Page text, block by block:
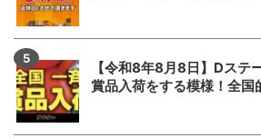
【令和8年8月8日】Dステ
賞品入荷をする模様！全国